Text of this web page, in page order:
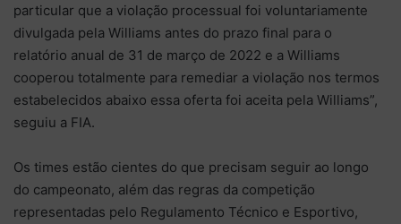
particular que a violação processual foi voluntariamente
divulgada pela Williams antes do prazo final para o
relatório anual de 31 de março de 2022 e a Williams
cooperou totalmente para remediar a violação nos termos
estabelecidos abaixo essa oferta foi aceita pela Williams”,
seguiu a FIA.
Os times estão cientes do que precisam seguir ao longo
do campeonato, além das regras da competição
representadas pelo Regulamento Técnico e Esportivo,